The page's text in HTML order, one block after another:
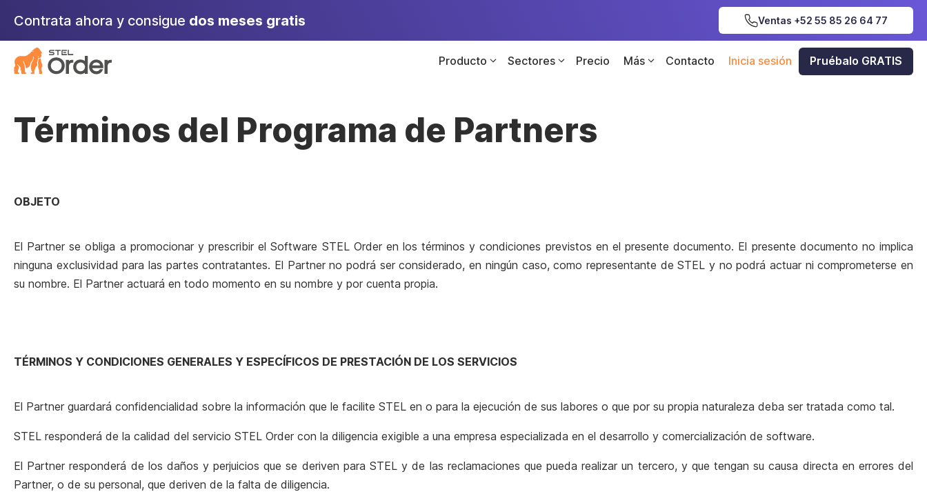
contenido
Contrata ahora y consigue dos meses gratis Ventas +52 55 85 26 64 77
Producto Sectores Precio Más Contacto Inicia sesión Pruébalo GRATIS
Términos del Programa de Partners
OBJETO
El Partner se obliga a promocionar y prescribir el Software STEL Order en los términos y condiciones previstos en el presente documento. El presente documento no implica
ninguna exclusividad para las partes contratantes. El Partner no podrá ser considerado, en ningún caso, como representante de STEL y no podrá actuar ni comprometerse en
su nombre. El Partner actuará en todo momento en su nombre y por cuenta propia.
TÉRMINOS Y CONDICIONES GENERALES Y ESPECÍFICOS DE PRESTACIÓN DE LOS SERVICIOS
El Partner guardará confidencialidad sobre la información que le facilite STEL en o para la ejecución de sus labores o que por su propia naturaleza deba ser tratada como tal.
STEL responderá de la calidad del servicio STEL Order con la diligencia exigible a una empresa especializada en el desarrollo y comercialización de software.
El Partner responderá de los daños y perjuicios que se deriven para STEL y de las reclamaciones que pueda realizar un tercero, y que tengan su causa directa en errores del
Partner, o de su personal, que deriven de la falta de diligencia.